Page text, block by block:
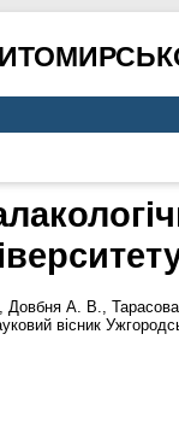
, Довбня А. В.,
вісник